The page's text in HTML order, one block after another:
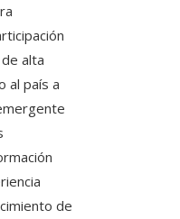
alta
al país a
de